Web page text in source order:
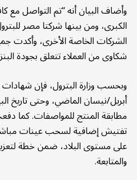
وأضاف البيان أنه “تم التواصل مع
الكبرى، ومن بينها شركتا مصر
الشركات الخاصة الأخرى، وأكدت
شكاوى من العملاء تتعلق بجودة
وبحسب وزارة البترول، فإن شهادات
أبريل/نيسان الماضي، وحتى تاريخ
مطابقة المنتج للمواصفات. كما
تفتيش إضافية لسحب عينات
على مستوى البلاد، ضمن خطة لتعزيز
والمتابعة.